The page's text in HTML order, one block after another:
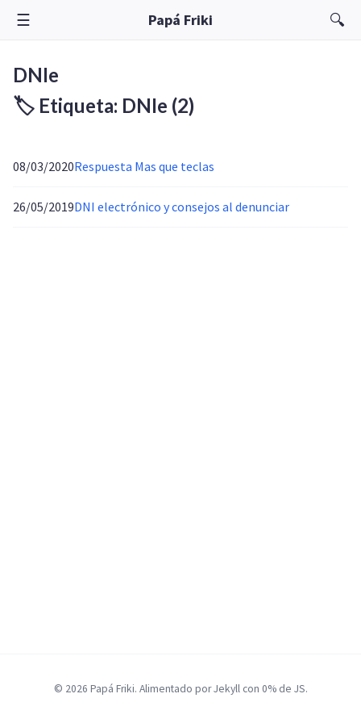
☰ Papá Friki 🔍
DNIe
🏷️ Etiqueta: DNIe (2)
08/03/2020Respuesta Mas que teclas
26/05/2019DNI electrónico y consejos al denunciar
© 2026 Papá Friki. Alimentado por Jekyll con 0% de JS.